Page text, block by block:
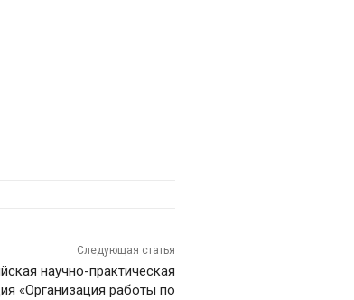
Следующая статья
научно-практическая
«Организация работы по